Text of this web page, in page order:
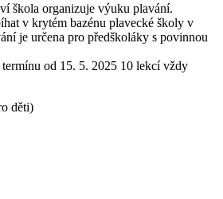
škola organizuje výuku plavání.
v krytém bazénu plavecké školy v
je určena pro předškoláky s povinnou
od 15. 5. 2025 10 lekcí vždy
děti)